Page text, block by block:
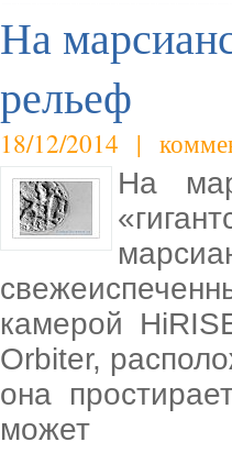
На
рельеф
18/12/2014 |
На
камерой
Orbiter,
она
может